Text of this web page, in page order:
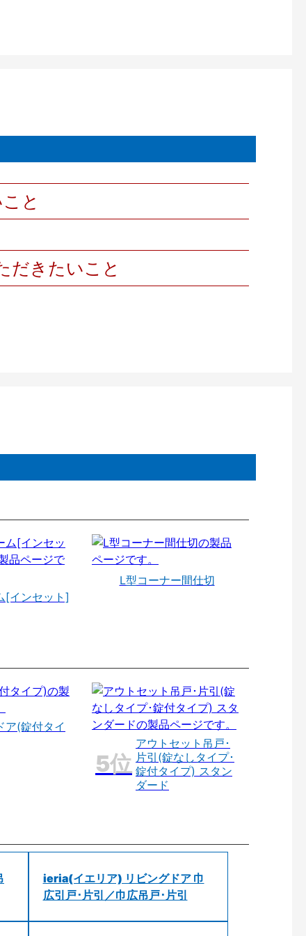
と
だきたいこと
[インセット]
L型コーナー間仕切
ア(錠付タイ
アウトセット吊戸･
片引(錠なしタイプ･
錠付タイプ) スタン
ダード
ieria(イエリア) リビングドア 巾
広引戸･片引／巾広吊戸･片引